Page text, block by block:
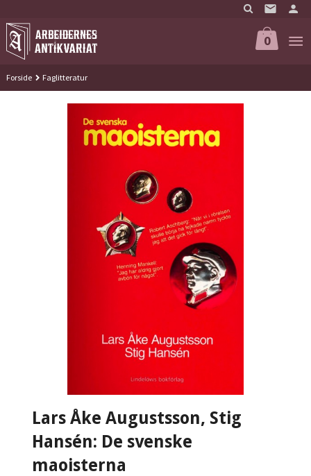
til
innholdet
0
Forside Faglitteratur
Lars Åke Augustsson, Stig
Hansén: De svenske
maoisterna